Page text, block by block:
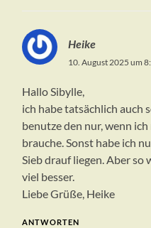
Heike
10. August 2025 um
Hallo Sibylle,
ich habe tatsächlich auch
benutze den nur, wenn
brauche. Sonst habe ich
Sieb drauf liegen. Aber so
viel besser.
Liebe Grüße, Heike
ANTWORTEN